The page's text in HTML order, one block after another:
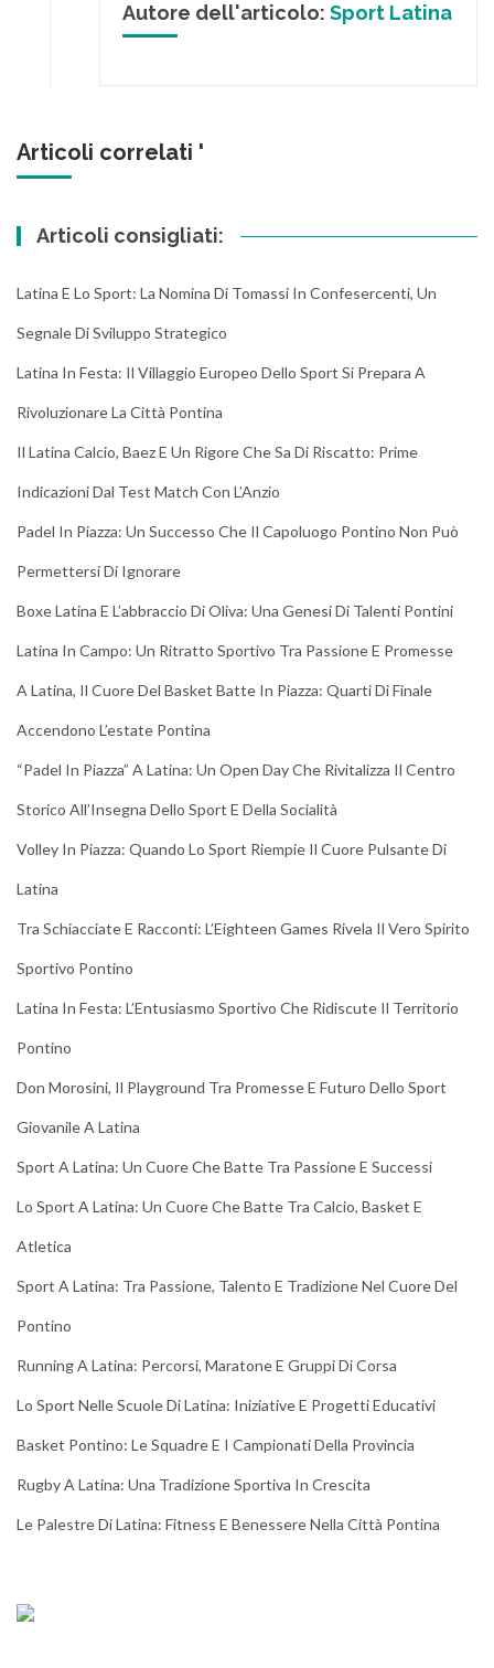
Autore dell'articolo: Sport Latina
Articoli correlati '
Articoli consigliati:
Latina E Lo Sport: La Nomina Di Tomassi In Confesercenti, Un
Segnale Di Sviluppo Strategico
Latina In Festa: Il Villaggio Europeo Dello Sport Si Prepara A
Rivoluzionare La Città Pontina
Il Latina Calcio, Baez E Un Rigore Che Sa Di Riscatto: Prime
Indicazioni Dal Test Match Con L’Anzio
Padel In Piazza: Un Successo Che Il Capoluogo Pontino Non Può
Permettersi Di Ignorare
Boxe Latina E L’abbraccio Di Oliva: Una Genesi Di Talenti Pontini
Latina In Campo: Un Ritratto Sportivo Tra Passione E Promesse
A Latina, Il Cuore Del Basket Batte In Piazza: Quarti Di Finale
Accendono L’estate Pontina
“Padel In Piazza” A Latina: Un Open Day Che Rivitalizza Il Centro
Storico All’Insegna Dello Sport E Della Socialità
Volley In Piazza: Quando Lo Sport Riempie Il Cuore Pulsante Di
Latina
Tra Schiacciate E Racconti: L’Eighteen Games Rivela Il Vero Spirito
Sportivo Pontino
Latina In Festa: L’Entusiasmo Sportivo Che Ridiscute Il Territorio
Pontino
Don Morosini, Il Playground Tra Promesse E Futuro Dello Sport
Giovanile A Latina
Sport A Latina: Un Cuore Che Batte Tra Passione E Successi
Lo Sport A Latina: Un Cuore Che Batte Tra Calcio, Basket E
Atletica
Sport A Latina: Tra Passione, Talento E Tradizione Nel Cuore Del
Pontino
Running A Latina: Percorsi, Maratone E Gruppi Di Corsa
Lo Sport Nelle Scuole Di Latina: Iniziative E Progetti Educativi
Basket Pontino: Le Squadre E I Campionati Della Provincia
Rugby A Latina: Una Tradizione Sportiva In Crescita
Le Palestre Di Latina: Fitness E Benessere Nella Città Pontina